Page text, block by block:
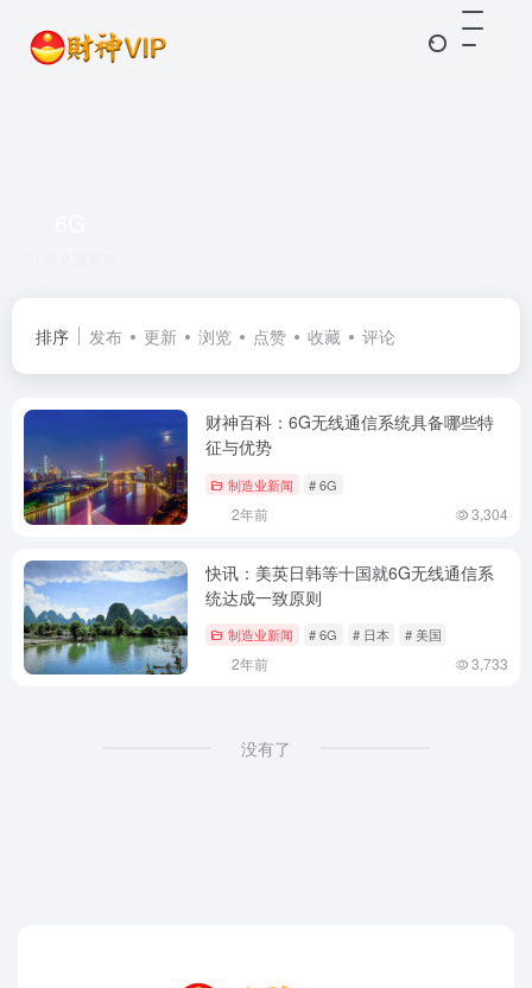
排序 发布 更新 浏览 点赞 收藏 评论
财神百科：6G无线通信系统具备哪些特
征与优势
制造业新闻 # 6G
2年前 3,304
快讯：美英日韩等十国就6G无线通信系
统达成一致原则
制造业新闻 # 6G # 日本 # 美国
2年前 3,733
没有了